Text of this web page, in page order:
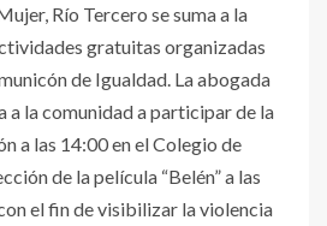
Río Tercero se suma a la
gratuitas organizadas
de Igualdad. La abogada
a la comunidad a participar de la
a las 14:00 en el Colegio de
de la película “Belén” a las
el fin de visibilizar la violencia